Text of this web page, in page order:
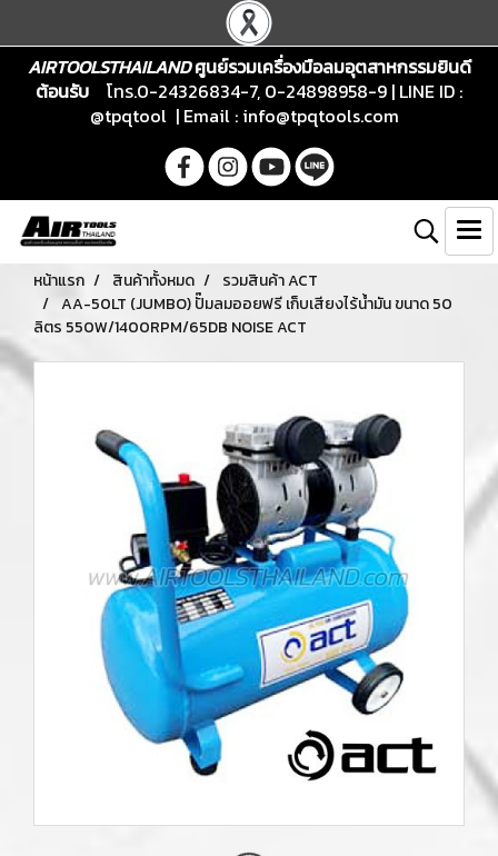
AIRTOOLSTHAILANDศูนย์รวมเครื่องมือลมอุตสาหกรรมยินดี
ต้อนรับ
โทร.0-24326834-7, 0-24898958-9 | LINE ID :
@tpqtool | Email : info@tpqtools.com
หน้าแรก สินค้าทั้งหมด
รวมสินค้า ACT
AA-50LT (JUMBO) ปั๊มลมออยฟรี เก็บเสียงไร้น้ำมัน ขนาด 50
ลิตร 550W/1400RPM/65DB NOISE ACT